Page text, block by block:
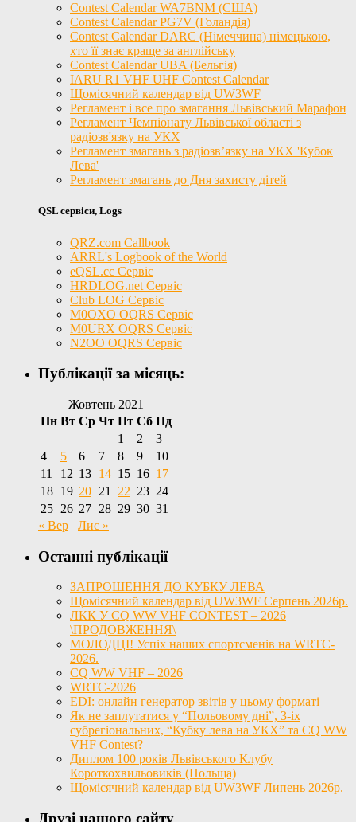
Contest Calendar WA7BNM (США)
Contest Calendar PG7V (Голандія)
Contest Calendar DARC (Німеччина) німецькою,
хто її знає краще за англійську
Contest Calendar UBA (Бельгія)
IARU R1 VHF UHF Contest Calendar
Щомісячний календар від UW3WF
Регламент і все про змагання Львівський Марафон
Регламент Чемпіонату Львівської області з
радіозв'язку на УКХ
Регламент змагань з радіозв’язку на УКХ 'Кубок
Лева'
Регламент змагань до Дня захисту дітей
QSL сервіси, Logs
QRZ.com Callbook
ARRL's Logbook of the World
eQSL.cc Сервіс
HRDLOG.net Сервіс
Club LOG Сервіс
M0OXO OQRS Сервіс
M0URX OQRS Сервіс
N2OO OQRS Сервіс
Публікації за місяць:
Жовтень 2021
Пн Вт Ср Чт Пт Сб Нд
1
2
3
4
5 6 7 8 9
10
11
12 13 14 15 16 17
18 19 20 21 22 23 24
25 26 27 28 29 30 31
« Вер
Лис »
Останні публікації
ЗАПРОШЕННЯ ДО КУБКУ ЛЕВА
Щомісячний календар від UW3WF Серпень 2026р.
ЛКК У CQ WW VHF CONTEST – 2026
\ПРОДОВЖЕННЯ\
МОЛОДЦІ! Успіх наших спортсменів на WRTC-
2026.
CQ WW VHF – 2026
WRTC-2026
EDI: онлайн генератор звітів у цьому форматі
Як не заплутатися у “Польовому дні”, 3-іх
субрегіональних, “Кубку лева на УКХ” та CQ WW
VHF Contest?
Диплом 100 років Львівського Клубу
Короткохвильовиків (Польща)
Щомісячний календар від UW3WF Липень 2026р.
Друзі нашого сайту